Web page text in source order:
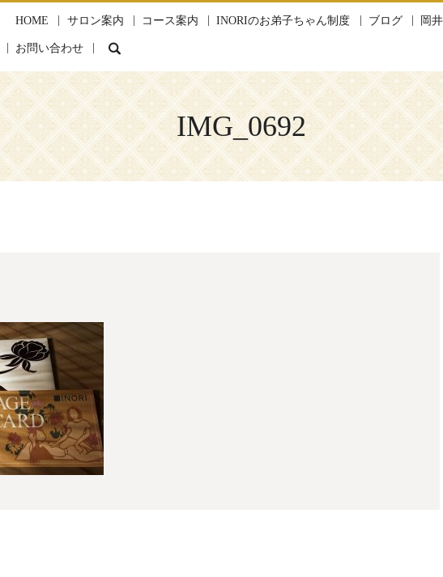
HOME サロン案内 コース案内 INORIのお弟子ちゃん制度 ブログ 岡
お問い合わせ
IMG_0692